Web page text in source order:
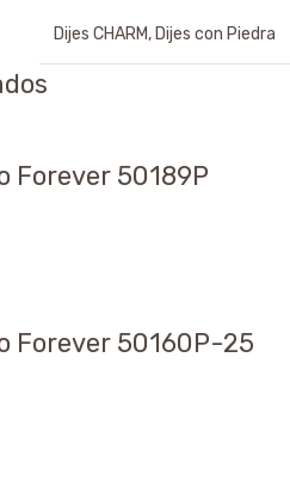
Dijes CHARM, Dijes con Piedra
Forever 50189P
Forever 50160P-25